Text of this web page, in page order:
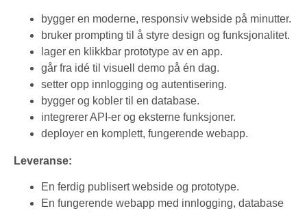
bygger en moderne, responsiv webside på minutter.
bruker prompting til å styre design og funksjonalitet.
lager en klikkbar prototype av en app.
går fra idé til visuell demo på én dag.
setter opp innlogging og autentisering.
bygger og kobler til en database.
integrerer API-er og eksterne funksjoner.
deployer en komplett, fungerende webapp.
Leveranse:
En ferdig publisert webside og prototype.
En fungerende webapp med innlogging, database